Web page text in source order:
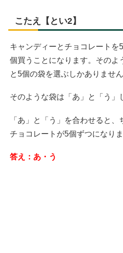
こたえ【とい2】
キャンディーとチョコレートを
個買うことになります。そのよ
と5個の袋を選ぶしかありません
そのような袋は「あ」と「う」
「あ」と「う」を合わせると
チョコレートが5個ずつになりま
答え：あ・う